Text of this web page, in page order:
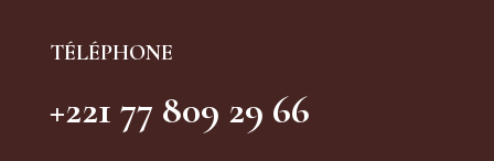
TÉLÉPHONE
+221 77 809 29 66